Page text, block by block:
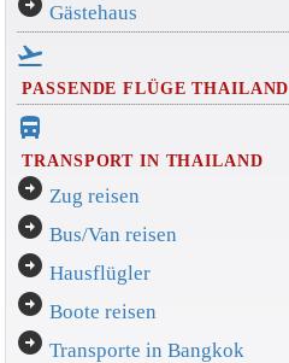
Gästehaus
flight_takeoff
PASSENDE FLÜGE THAILAND
directions_bus_filled
TRANSPORT IN THAILAND
arrow_circle_right Zug reisen
arrow_circle_right Bus/Van reisen
arrow_circle_right Hausflügler
arrow_circle_right Boote reisen
arrow_circle_right Transporte in Bangkok